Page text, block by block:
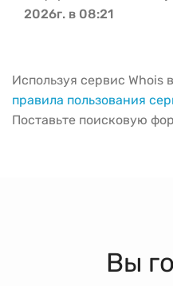
2026г. в 08:21
Используя сервис Whois
правила пользования
Поставьте поисковую
Вы